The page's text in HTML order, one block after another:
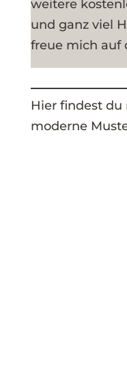
weitere
und ganz viel
freue mich auf
Hier findest
moderne